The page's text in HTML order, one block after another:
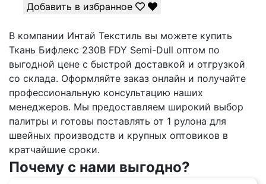
Добавить в избранное
В компании Интай Текстиль вы можете купить
Ткань Бифлекс 230B FDY Semi-Dull оптом по
выгодной цене с быстрой доставкой и отгрузкой
со склада. Оформляйте заказ онлайн и получайте
профессиональную консультацию наших
менеджеров. Мы предоставляем широкий выбор
палитры и готовы поставлять от 1 рулона для
швейных производств и крупных оптовиков в
кратчайшие сроки.
Почему с нами выгодно?